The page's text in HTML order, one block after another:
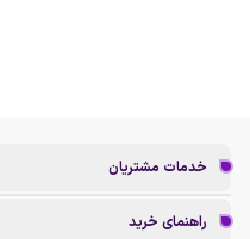
خدمات مشتریان
راهنمای خرید